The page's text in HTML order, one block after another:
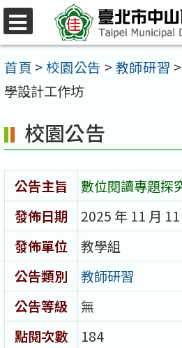
跳
至
主
要
容
區
首頁 > 校園公告 > 教師研習 >
學設計工作坊
校園公告
公告主旨
數位閱讀專題探
發佈日期
2025 年 11 月 11
發佈單位
教學組
公告類別
教師研習
公告等級
無
點閱次數
184
選
單